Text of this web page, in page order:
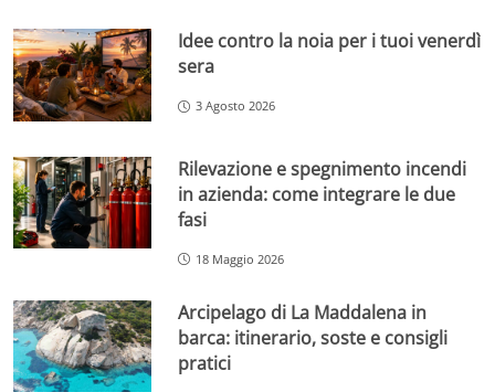
Idee contro la noia per i tuoi venerdì
sera
3 Agosto 2026
Rilevazione e spegnimento incendi
in azienda: come integrare le due
fasi
18 Maggio 2026
Arcipelago di La Maddalena in
barca: itinerario, soste e consigli
pratici